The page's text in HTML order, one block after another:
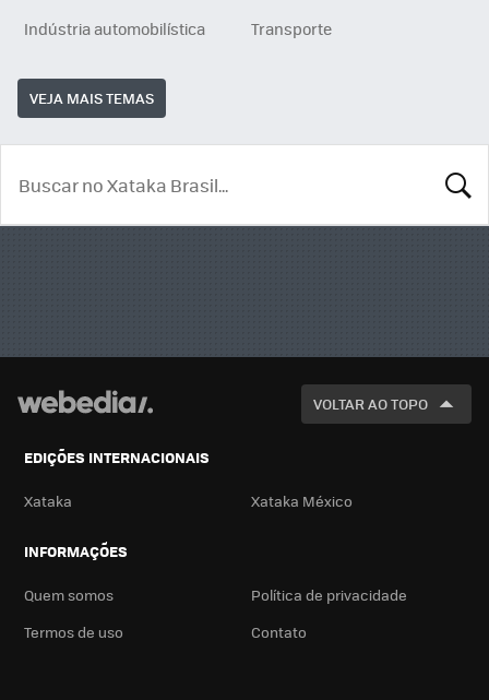
Indústria automobilística
Transporte
VEJA MAIS TEMAS
VOLTAR AO TOPO
EDIÇÕES INTERNACIONAIS
Xataka Xataka México
INFORMAÇÕES
Quem somos
Política de privacidade
Termos de uso
Contato